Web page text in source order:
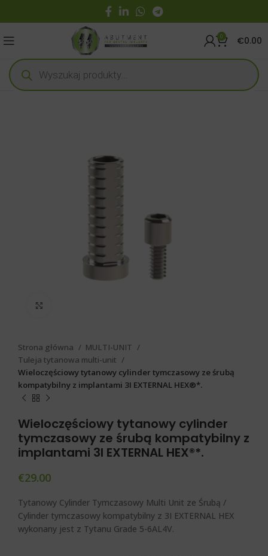
0 €0.00
Strona główna
MULTI-UNIT
Tuleja tytanowa multi-unit
Wieloczęściowy tytanowy cylinder tymczasowy ze śrubą
kompatybilny z implantami 3I EXTERNAL HEX®*.
Wieloczęściowy tytanowy cylinder
tymczasowy ze śrubą kompatybilny z
implantami 3I EXTERNAL HEX®*.
€29.00
Tytanowy Cylinder Tymczasowy Multi Unit ze Śrubą /
Cylinder tymczasowy kompatybilny z 3I EXTERNAL HEX
wykonany jest z Tytanu Grade 5-6AL4V.